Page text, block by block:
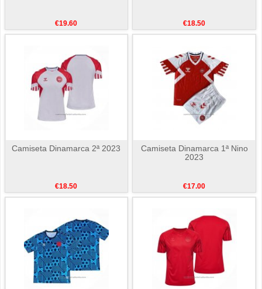
€19.60 €18.50
Camiseta Dinamarca 2ª 2023
€18.50
Camiseta Dinamarca 1ª Nino
2023
€17.00